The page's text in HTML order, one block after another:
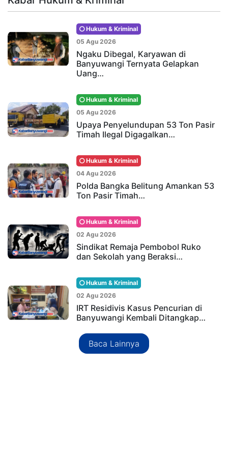
Hukum & Kriminal
05 Agu 2026
Ngaku Dibegal, Karyawan di
Banyuwangi Ternyata Gelapkan
Uang…
Hukum & Kriminal
05 Agu 2026
Upaya Penyelundupan 53 Ton Pasir
Timah Ilegal Digagalkan…
Hukum & Kriminal
04 Agu 2026
Polda Bangka Belitung Amankan 53
Ton Pasir Timah…
Hukum & Kriminal
02 Agu 2026
Sindikat Remaja Pembobol Ruko
dan Sekolah yang Beraksi…
Hukum & Kriminal
02 Agu 2026
IRT Residivis Kasus Pencurian di
Banyuwangi Kembali Ditangkap…
Baca Lainnya